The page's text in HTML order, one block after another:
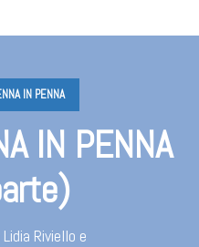
IN PENNA
IN PENNA
Riviello e